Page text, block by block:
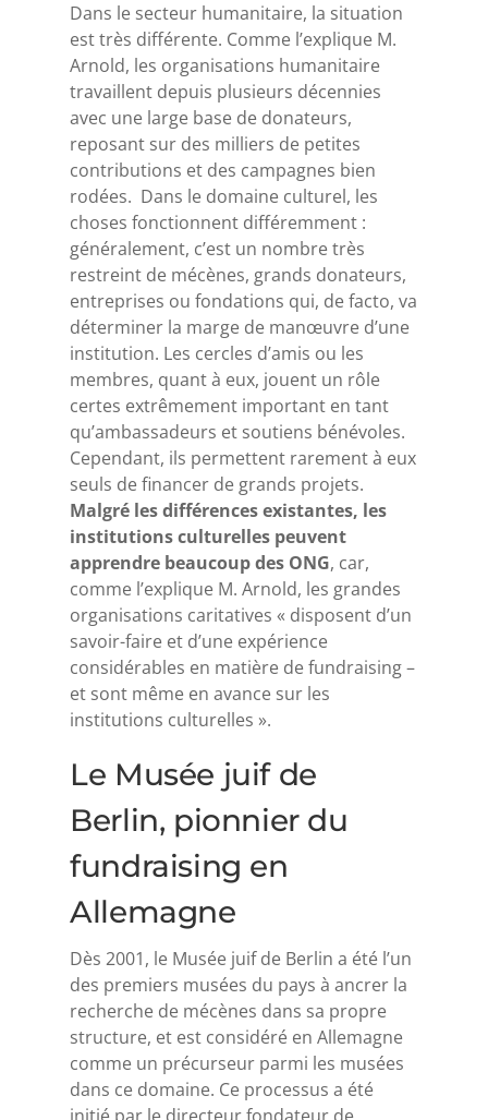
Dans le secteur humanitaire, la situation
est très différente. Comme l’explique M.
Arnold, les organisations humanitaire
travaillent depuis plusieurs décennies
avec une large base de donateurs,
reposant sur des milliers de petites
contributions et des campagnes bien
rodées. Dans le domaine culturel, les
choses fonctionnent différemment :
généralement, c’est un nombre très
restreint de mécènes, grands donateurs,
entreprises ou fondations qui, de facto, va
déterminer la marge de manœuvre d’une
institution. Les cercles d’amis ou les
membres, quant à eux, jouent un rôle
certes extrêmement important en tant
qu’ambassadeurs et soutiens bénévoles.
Cependant, ils permettent rarement à eux
seuls de financer de grands projets.
Malgré les différences existantes, les
institutions culturelles peuvent
apprendre beaucoup des ONG, car,
comme l’explique M. Arnold, les grandes
organisations caritatives « disposent d’un
savoir-faire et d’une expérience
considérables en matière de fundraising –
et sont même en avance sur les
institutions culturelles ».
Le Musée juif de
Berlin, pionnier du
fundraising en
Allemagne
Dès 2001, le Musée juif de Berlin a été l’un
des premiers musées du pays à ancrer la
recherche de mécènes dans sa propre
structure, et est considéré en Allemagne
comme un précurseur parmi les musées
dans ce domaine. Ce processus a été
initié par le directeur fondateur de